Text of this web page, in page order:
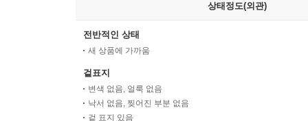
상태정도(외관)
전반적인 상태
새 상품에 가까움
겉표지
변색 없음, 얼룩 없음
낙서 없음, 찢어진 부분 없음
겉 표지 있음